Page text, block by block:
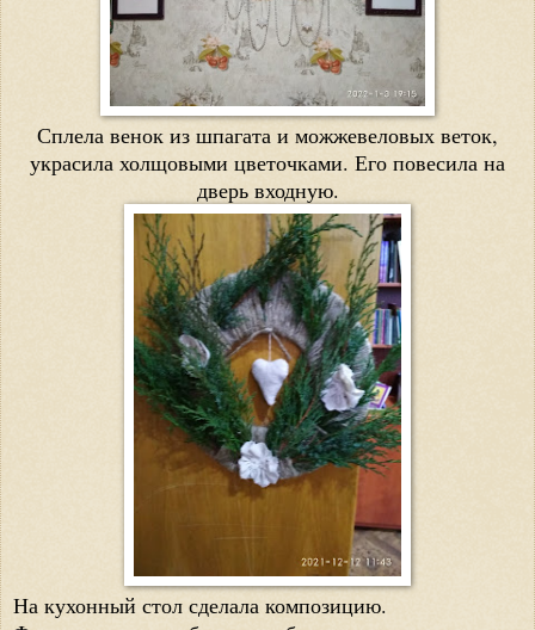
Сплела венок из шпагата и можжевеловых веток,
украсила холщовыми цветочками. Его повесила на
дверь входную.
На кухонный стол сделала композицию.